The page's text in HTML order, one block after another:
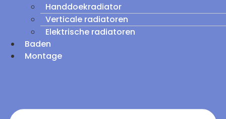
Handdoekradiator
Verticale radiatoren
Elektrische radiatoren
Baden
Montage